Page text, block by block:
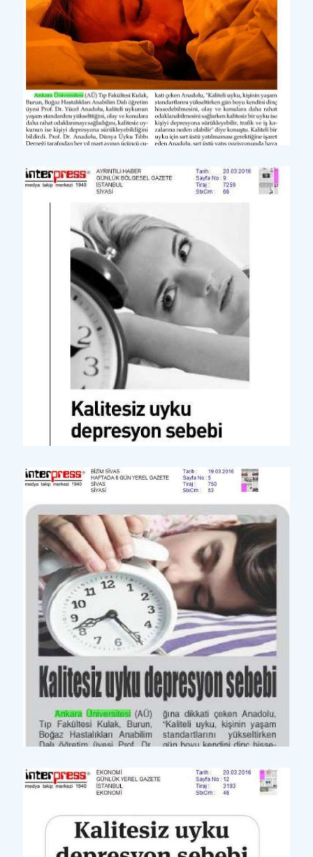
Yazılı Basın
Ana Haber
Yazılı Basın
Ayrıntılı Haber
Yazılı Basın
Bizim Sivas Yerel Gazete